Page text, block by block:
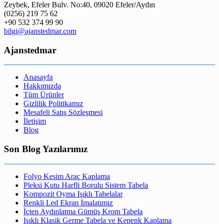
Zeybek, Efeler Bulv. No:40, 09020 Efeler/Aydın
(0256) 219 75 62
+90 532 374 99 90
bilgi@ajanstedmar.com
Ajanstedmar
Anasayfa
Hakkımızda
Tüm Ürünler
Gizlilik Politikamız
Mesafeli Satış Sözleşmesi
İletişim
Blog
Son Blog Yazılarımız
Folyo Kesim Araç Kaplama
Pleksi Kutu Harfli Borulu Sistem Tabela
Kompozit Oyma Işıklı Tabelalar
Renkli Led Ekran İmalatımız
İçten Aydınlatma Gümüş Krom Tabela
Işıklı Klasik Germe Tabela ve Kepenk Kaplama